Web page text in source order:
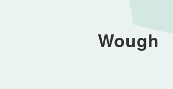
Wough